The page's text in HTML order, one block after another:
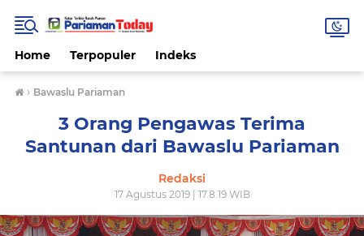
Home Terpopuler Indeks
› Bawaslu Pariaman
3 Orang Pengawas Terima
Santunan dari Bawaslu Pariaman
Redaksi
17 Agustus 2019 | 17.8.19 WIB